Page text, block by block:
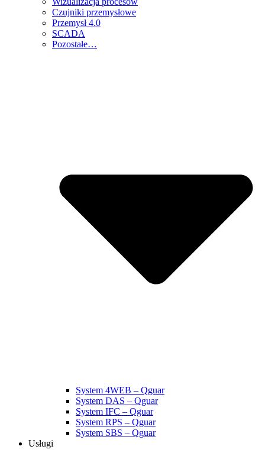
Czujniki przemysłowe
Przemysł 4.0
SCADA
Pozostałe…
System 4WEB – Qguar
System DAS – Qguar
System IFC – Qguar
System RPS – Qguar
System SBS – Qguar
Usługi